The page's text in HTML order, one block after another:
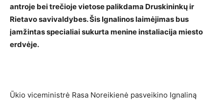
antroje bei trečioje vietose palikdama Druskininkų ir
Rietavo savivaldybes. Šis Ignalinos laimėjimas bus
įamžintas specialiai sukurta menine instaliacija miesto
erdvėje.
Ūkio viceministrė Rasa Noreikienė pasveikino Ignaliną